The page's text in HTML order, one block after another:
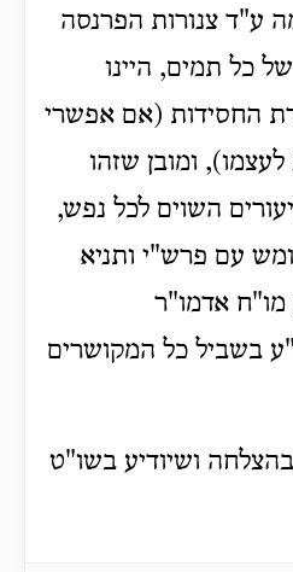
ע"ד צנורות הפרנסה
כל תמים, היינו
החסידות (אם אפשרי
ומובן שזהו
השוים לכל נפש,
עם פרש"י ותניא
אדמו"ר
בשביל כל המקושרים
ושיודיע בשו"ט